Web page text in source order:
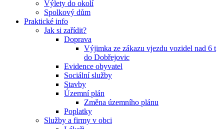
Výlety do okolí
Spolkový dům
Praktické info
Jak si zařídit?
Doprava
Výjimka ze zákazu vjezdu vozidel nad 6 t
do Dobřejovic
Evidence obyvatel
Sociální služby
Stavby
Územní plán
Změna územního plánu
Poplatky
Služby a firmy v obci